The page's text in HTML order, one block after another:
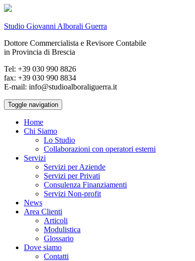
Studio Giovanni Alborali Guerra
Dottore Commercialista e Revisore Contabile
in Provincia di Brescia
Tel: +39 030 990 8826
fax: +39 030 990 8834
E-mail: info@studioalboraliguerra.it
Toggle navigation
Home
Chi Siamo
Lo Studio
Collaborazioni con operatori esterni
Servizi
Servizi per Aziende
Servizi per Privati
Consulenza Finanziamenti
Servizi Non-profit
News
Area Clienti
Articoli
Modulistica
Glossario
Dove siamo
Contatti